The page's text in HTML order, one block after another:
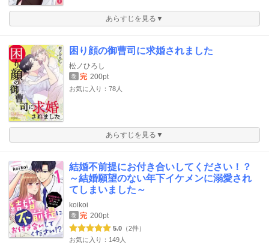
あらすじを見る▼
困り顔の御曹司に求婚されました
松ノひろし
巻 完 200pt
お気に入り：78人
あらすじを見る▼
結婚不前提にお付き合いしてください！？
～結婚願望のない年下イケメンに溺愛され
てしまいました～
koikoi
巻 完 200pt
5.0 （2件）
お気に入り：149人